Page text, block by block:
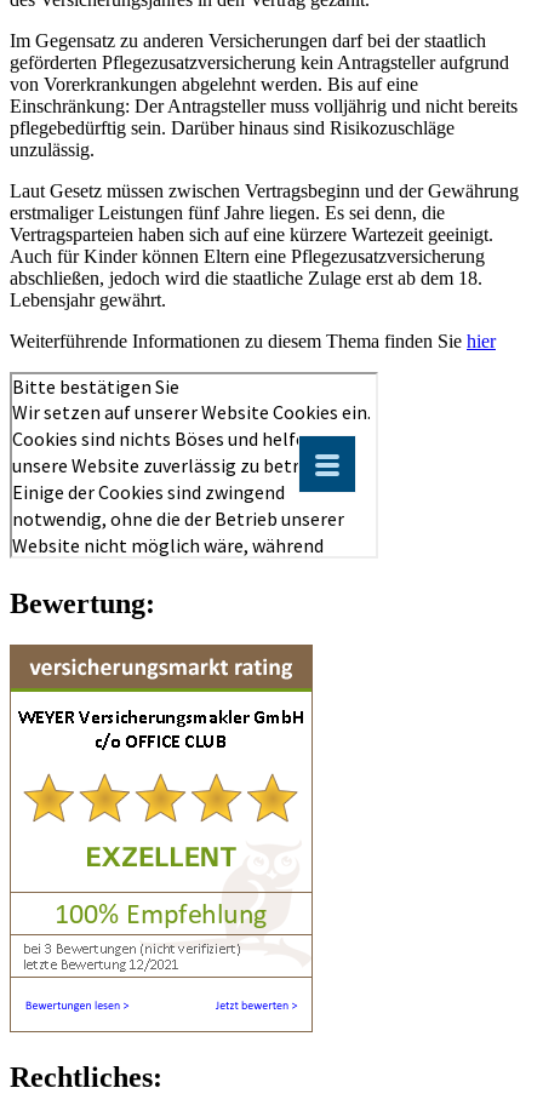
Im Gegensatz zu anderen Versicherungen darf bei der staatlich
geförderten Pflegezusatzversicherung kein Antragsteller aufgrund
von Vorerkrankungen abgelehnt werden. Bis auf eine
Einschränkung: Der Antragsteller muss volljährig und nicht bereits
pflegebedürftig sein. Darüber hinaus sind Risikozuschläge
unzulässig.
Laut Gesetz müssen zwischen Vertragsbeginn und der Gewährung
erstmaliger Leistungen fünf Jahre liegen. Es sei denn, die
Vertragsparteien haben sich auf eine kürzere Wartezeit geeinigt.
Auch für Kinder können Eltern eine Pflegezusatzversicherung
abschließen, jedoch wird die staatliche Zulage erst ab dem 18.
Lebensjahr gewährt.
Weiterführende Informationen zu diesem Thema finden Sie hier
Bewertung:
Rechtliches: